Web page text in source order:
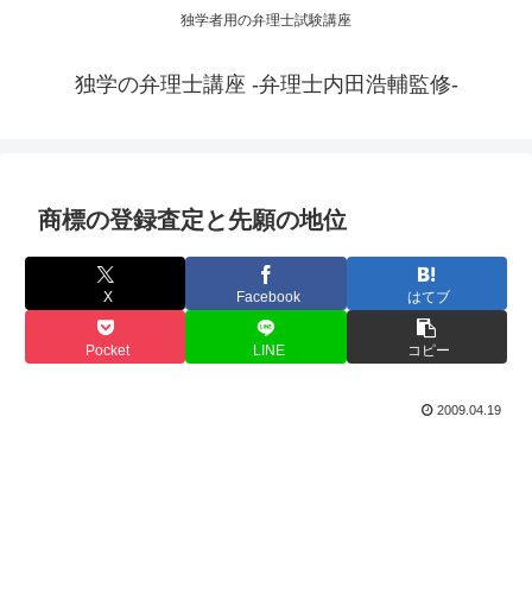
独学者用の弁理士試験講座
独学の弁理士講座 -弁理士内田浩輔監修-
商標の登録査定と先願の地位
X Facebook はてブ
Pocket LINE コピー
2009.04.19